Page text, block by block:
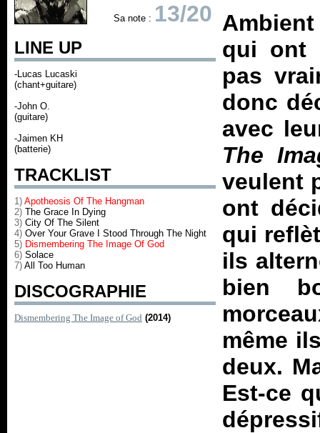
Sa note : 13/20
LINE UP
-Lucas Lucaski
(chant+guitare)
-John O.
(guitare)
-Jaimen KH
(batterie)
TRACKLIST
1) Apotheosis Of The Hangman
2) The Grace In Dying
3) City Of The Silent
4) Over Your Grave I Stood Through The Night
5) Dismembering The Image Of God
6) Solace
7) All Too Human
DISCOGRAPHIE
Dismembering The Image of God (2014)
qui ont
pas
donc
avec
The
veulent
ont
qui
ils
bien
même
deux.
Est-ce